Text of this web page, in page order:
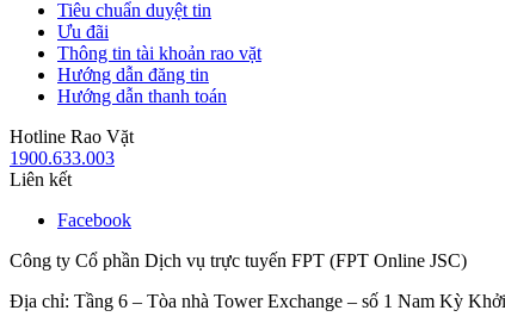
Tiêu chuẩn duyệt tin
Ưu đãi
Thông tin tài khoản rao vặt
Hướng dẫn đăng tin
Hướng dẫn thanh toán
Hotline Rao Vặt
1900.633.003
Liên kết
Facebook
Công ty Cổ phần Dịch vụ trực tuyến FPT (FPT Online JSC)
Địa chỉ: Tầng 6 – Tòa nhà Tower Exchange – số 1 Nam Kỳ